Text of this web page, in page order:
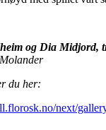
og Dia Midjord,
du her:
next/